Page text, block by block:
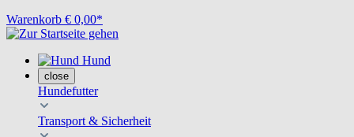
Warenkorb € 0,00*
Hund
close
Hundefutter
Transport & Sicherheit